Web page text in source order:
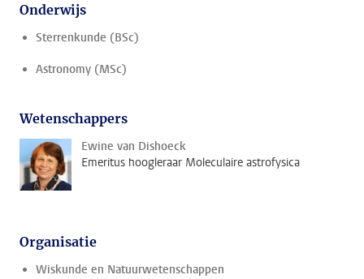
Onderwijs
Sterrenkunde (BSc)
Astronomy (MSc)
Wetenschappers
Ewine van Dishoeck
Emeritus hoogleraar Moleculaire astrofysica
Organisatie
Wiskunde en Natuurwetenschappen